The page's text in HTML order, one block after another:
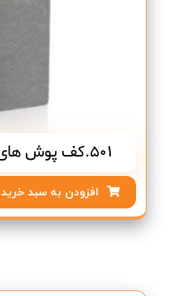
501.کف پوش های پرسی (P 501)
افزودن به سبد خرید